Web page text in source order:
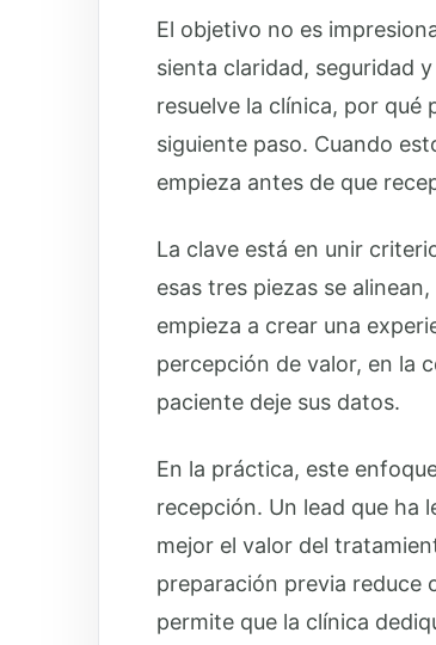
El objetivo no es
sienta claridad, seguridad
resuelve la clínica, por qué
siguiente paso. Cuando
empieza antes de que
La clave está en unir
esas tres piezas se
empieza a crear una
percepción de valor, en la
paciente deje sus datos.
En la práctica, este
recepción. Un lead que ha
mejor el valor del
preparación previa reduce
permite que la clínica